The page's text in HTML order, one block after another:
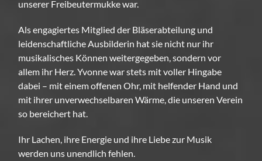
unserer Freibeutermukke war.
Als engagiertes Mitglied der Bläserabteilung und
leidenschaftliche Ausbilderin hat sie nicht nur ihr
musikalisches Können weitergegeben, sondern vor
allem ihr Herz. Yvonne war stets mit voller Hingabe
dabei – mit einem offenen Ohr, mit helfender Hand und
mit ihrer unverwechselbaren Wärme, die unseren Verein
so bereichert hat.
Ihr Lachen, ihre Energie und ihre Liebe zur Musik
werden uns unendlich fehlen.